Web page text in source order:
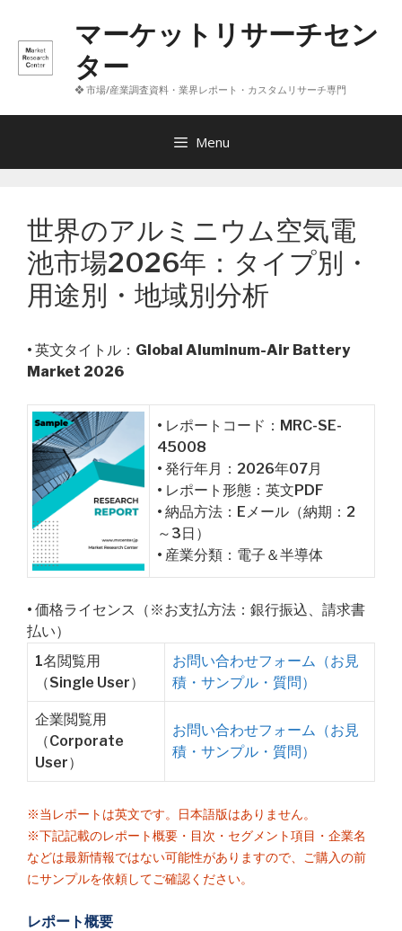
へ
マーケットリサーチセン
ター
❖ 市場/産業調査資料・業界レポート・カスタムリサーチ専門
Menu
世界のアルミニウム空気電
池市場2026年：タイプ別・
用途別・地域別分析
• 英文タイトル： Global Aluminum-Air Battery
Market 2026
• レポートコード：MRC-SE-
45008
• 発行年月：2026年07月
• レポート形態：英文PDF
• 納品方法：Eメール（納期：2
～3日）
• 産業分類：電子＆半導体
• 価格ライセンス（※お支払方法：銀行振込、請求書
払い）
1名閲覧用
（Single User）
お問い合わせフォーム（お見
積・サンプル・質問）
企業閲覧用
（Corporate
User）
お問い合わせフォーム（お見
積・サンプル・質問）
※当レポートは英文です。日本語版はありません。
※下記記載のレポート概要・目次・セグメント項目・企業名
などは最新情報ではない可能性がありますので、ご購入の前
にサンプルを依頼してご確認ください。
レポート概要